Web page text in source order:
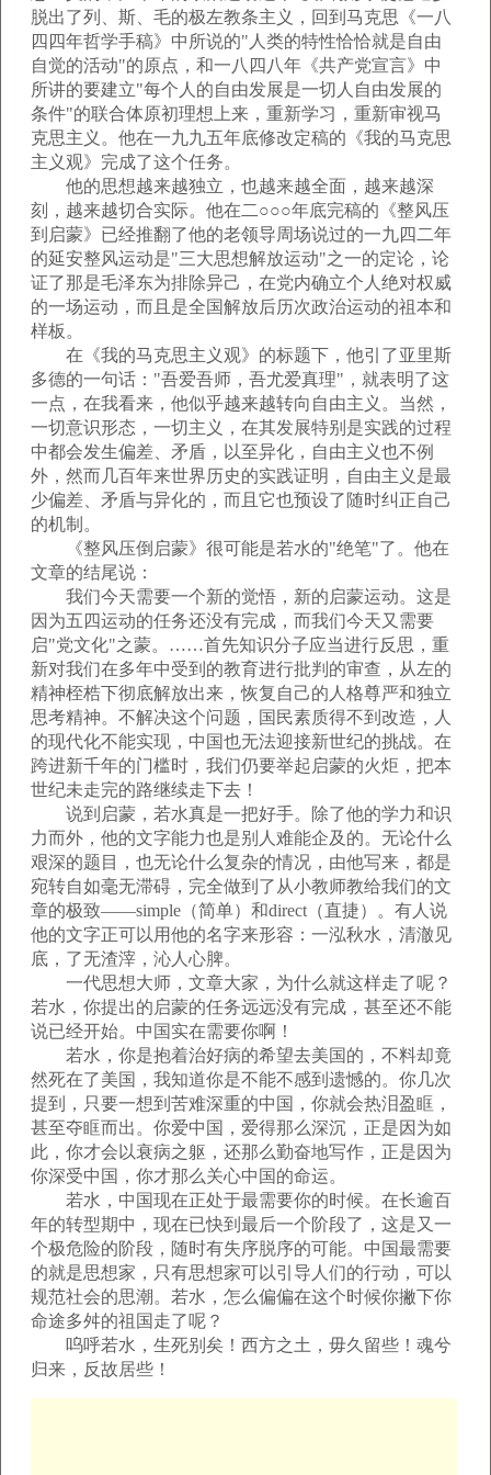
脱出了列、斯、毛的极左教条主义，回到马克思《一八
四四年哲学手稿》中所说的"人类的特性恰恰就是自由
自觉的活动"的原点，和一八四八年《共产党宣言》中
所讲的要建立"每个人的自由发展是一切人自由发展的
条件"的联合体原初理想上来，重新学习，重新审视马
克思主义。他在一九九五年底修改定稿的《我的马克思
主义观》完成了这个任务。
他的思想越来越独立，也越来越全面，越来越深
刻，越来越切合实际。他在二○○○年底完稿的《整风压
到启蒙》已经推翻了他的老领导周场说过的一九四二年
的延安整风运动是"三大思想解放运动"之一的定论，论
证了那是毛泽东为排除异己，在党内确立个人绝对权威
的一场运动，而且是全国解放后历次政治运动的祖本和
样板。
在《我的马克思主义观》的标题下，他引了亚里斯
多德的一句话："吾爱吾师，吾尤爱真理"，就表明了这
一点，在我看来，他似乎越来越转向自由主义。当然，
一切意识形态，一切主义，在其发展特别是实践的过程
中都会发生偏差、矛盾，以至异化，自由主义也不例
外，然而几百年来世界历史的实践证明，自由主义是最
少偏差、矛盾与异化的，而且它也预设了随时纠正自己
的机制。
《整风压倒启蒙》很可能是若水的"绝笔"了。他在
文章的结尾说：
我们今天需要一个新的觉悟，新的启蒙运动。这是
因为五四运动的任务还没有完成，而我们今天又需要
启"党文化"之蒙。……首先知识分子应当进行反思，重
新对我们在多年中受到的教育进行批判的审查，从左的
精神桎梏下彻底解放出来，恢复自己的人格尊严和独立
思考精神。不解决这个问题，国民素质得不到改造，人
的现代化不能实现，中国也无法迎接新世纪的挑战。在
跨进新千年的门槛时，我们仍要举起启蒙的火炬，把本
世纪未走完的路继续走下去！
说到启蒙，若水真是一把好手。除了他的学力和识
力而外，他的文字能力也是别人难能企及的。无论什么
艰深的题目，也无论什么复杂的情况，由他写来，都是
宛转自如毫无滞碍，完全做到了从小教师教给我们的文
章的极致——simple（简单）和direct（直捷）。有人说
他的文字正可以用他的名字来形容：一泓秋水，清澈见
底，了无渣滓，沁人心脾。
一代思想大师，文章大家，为什么就这样走了呢？
若水，你提出的启蒙的任务远远没有完成，甚至还不能
说已经开始。中国实在需要你啊！
若水，你是抱着治好病的希望去美国的，不料却竟
然死在了美国，我知道你是不能不感到遗憾的。你几次
提到，只要一想到苦难深重的中国，你就会热泪盈眶，
甚至夺眶而出。你爱中国，爱得那么深沉，正是因为如
此，你才会以衰病之躯，还那么勤奋地写作，正是因为
你深受中国，你才那么关心中国的命运。
若水，中国现在正处于最需要你的时候。在长逾百
年的转型期中，现在已快到最后一个阶段了，这是又一
个极危险的阶段，随时有失序脱序的可能。中国最需要
的就是思想家，只有思想家可以引导人们的行动，可以
规范社会的思潮。若水，怎么偏偏在这个时候你撇下你
命途多舛的祖国走了呢？
呜呼若水，生死别矣！西方之土，毋久留些！魂兮
归来，反故居些！